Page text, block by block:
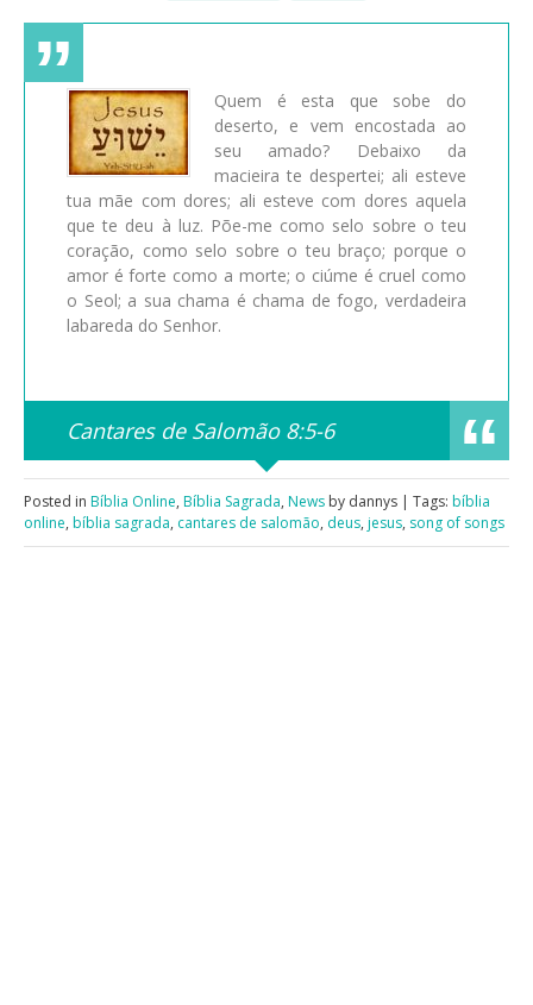
Quem é esta que sobe do
deserto, e vem encostada ao
seu amado? Debaixo da
macieira te despertei; ali esteve
tua mãe com dores; ali esteve com dores aquela
que te deu à luz. Põe-me como selo sobre o teu
coração, como selo sobre o teu braço; porque o
amor é forte como a morte; o ciúme é cruel como
o Seol; a sua chama é chama de fogo, verdadeira
labareda do Senhor.
Cantares de Salomão 8:5-6
Posted in Bíblia Online, Bíblia Sagrada, News by dannys | Tags: bíblia
online, bíblia sagrada, cantares de salomão, deus, jesus, song of songs